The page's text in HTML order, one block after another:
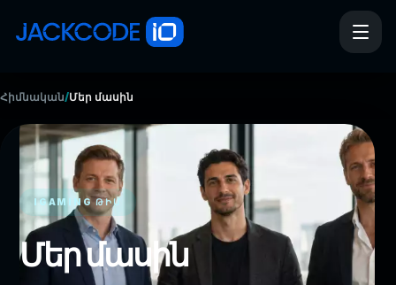
Հիմնական/Մեր մասին
IGAMING ԹԻՄ
Մեր մասին